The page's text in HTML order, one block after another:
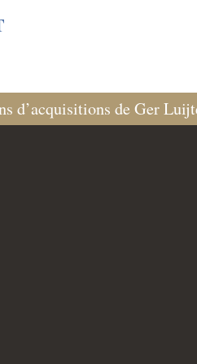
sites/
d’acquisitions de Ger